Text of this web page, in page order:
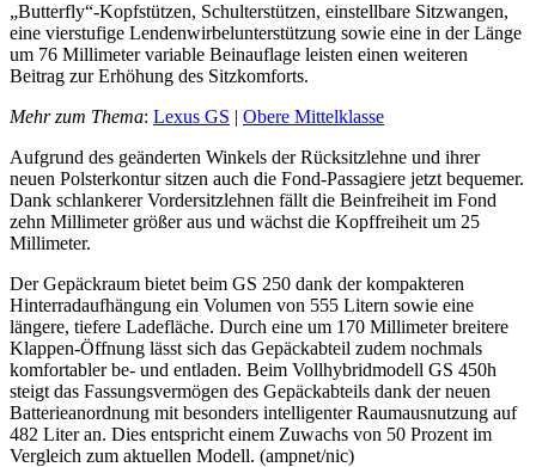
„Butterfly“-Kopfstützen, Schulterstützen, einstellbare Sitzwangen,
eine vierstufige Lendenwirbelunterstützung sowie eine in der Länge
um 76 Millimeter variable Beinauflage leisten einen weiteren
Beitrag zur Erhöhung des Sitzkomforts.
Mehr zum Thema: Lexus GS | Obere Mittelklasse
Aufgrund des geänderten Winkels der Rücksitzlehne und ihrer
neuen Polsterkontur sitzen auch die Fond-Passagiere jetzt bequemer.
Dank schlankerer Vordersitzlehnen fällt die Beinfreiheit im Fond
zehn Millimeter größer aus und wächst die Kopffreiheit um 25
Millimeter.
Der Gepäckraum bietet beim GS 250 dank der kompakteren
Hinterradaufhängung ein Volumen von 555 Litern sowie eine
längere, tiefere Ladefläche. Durch eine um 170 Millimeter breitere
Klappen-Öffnung lässt sich das Gepäckabteil zudem nochmals
komfortabler be- und entladen. Beim Vollhybridmodell GS 450h
steigt das Fassungsvermögen des Gepäckabteils dank der neuen
Batterieanordnung mit besonders intelligenter Raumausnutzung auf
482 Liter an. Dies entspricht einem Zuwachs von 50 Prozent im
Vergleich zum aktuellen Modell. (ampnet/nic)